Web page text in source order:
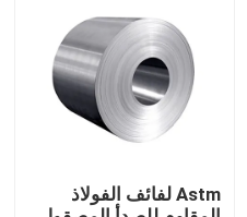
Astm لفائف الفولاذ